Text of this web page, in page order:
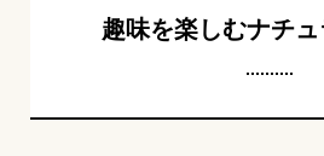
趣味を楽しむナチ